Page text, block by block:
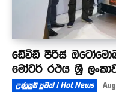
ඩේවිඩ් පීරිස්
මෝටර් රථය ශ්‍රී
උණුසුම් පුවත් | Hot News